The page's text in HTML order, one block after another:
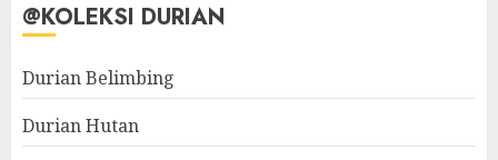
@KOLEKSI DURIAN
Durian Belimbing
Durian Hutan